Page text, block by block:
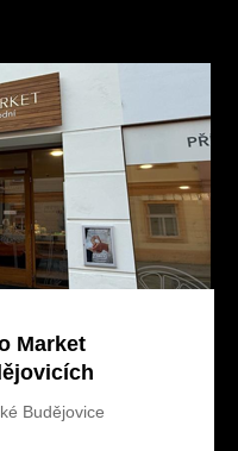
Market
Budějovice